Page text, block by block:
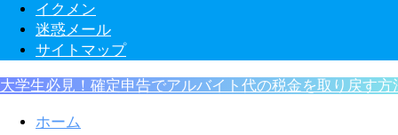
イクメン
迷惑メール
サイトマップ
大学生必見！確定申告でアルバイト代の税金を取り戻す方
ホーム